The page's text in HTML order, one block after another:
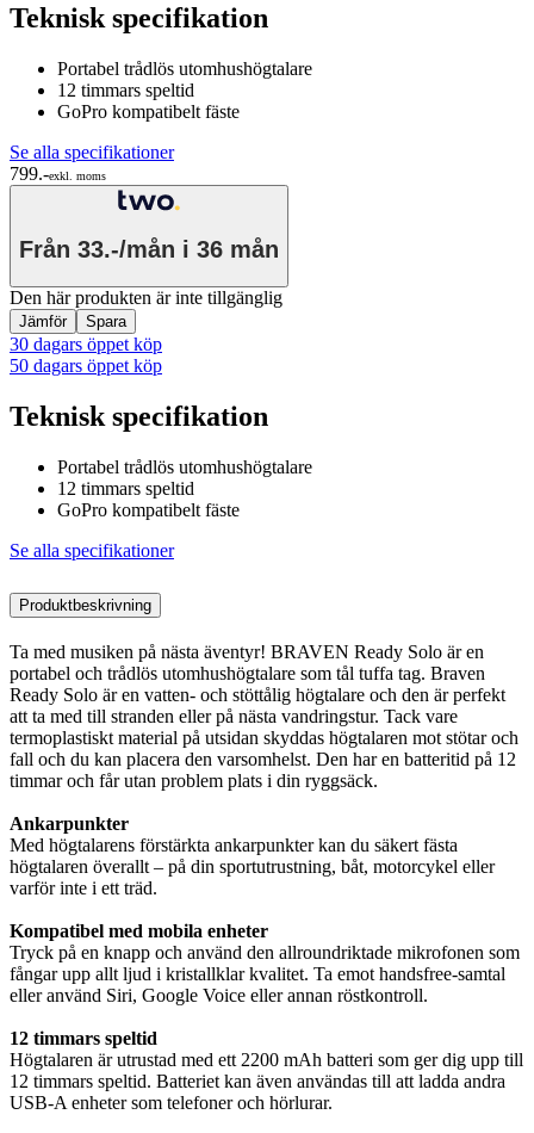
Teknisk specifikation
Portabel trådlös utomhushögtalare
12 timmars speltid
GoPro kompatibelt fäste
Se alla specifikationer
799.-exkl. moms
Från 33.-/mån i 36 mån
Den här produkten är inte tillgänglig
Jämför Spara
30 dagars öppet köp
50 dagars öppet köp
Teknisk specifikation
Portabel trådlös utomhushögtalare
12 timmars speltid
GoPro kompatibelt fäste
Se alla specifikationer
Produktbeskrivning
Ta med musiken på nästa äventyr! BRAVEN Ready Solo är en
portabel och trådlös utomhushögtalare som tål tuffa tag. Braven
Ready Solo är en vatten- och stöttålig högtalare och den är perfekt
att ta med till stranden eller på nästa vandringstur. Tack vare
termoplastiskt material på utsidan skyddas högtalaren mot stötar och
fall och du kan placera den varsomhelst. Den har en batteritid på 12
timmar och får utan problem plats i din ryggsäck.
Ankarpunkter
Med högtalarens förstärkta ankarpunkter kan du säkert fästa
högtalaren överallt – på din sportutrustning, båt, motorcykel eller
varför inte i ett träd.
Kompatibel med mobila enheter
Tryck på en knapp och använd den allroundriktade mikrofonen som
fångar upp allt ljud i kristallklar kvalitet. Ta emot handsfree-samtal
eller använd Siri, Google Voice eller annan röstkontroll.
12 timmars speltid
Högtalaren är utrustad med ett 2200 mAh batteri som ger dig upp till
12 timmars speltid. Batteriet kan även användas till att ladda andra
USB-A enheter som telefoner och hörlurar.